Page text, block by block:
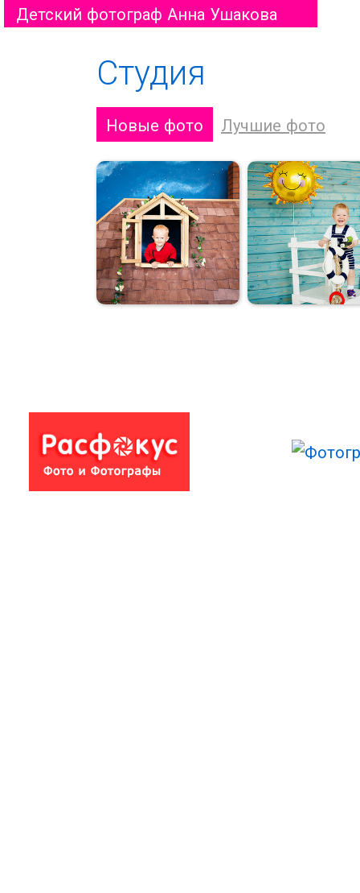
Детский фотограф Анна Ушакова
Студия
Новые фото Лучшие фото
Мальчуган Морячок